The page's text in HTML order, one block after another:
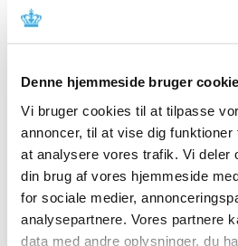
Denne hjemmeside bruger
Vi bruger cookies til at tilpasse
annoncer, til at vise dig
at analysere vores trafik. Vi deler
din brug af vores hjemmeside
for sociale medier,
analysepartnere. Vores partnere
data med andre oplysninger, du
Forsyningsvanskeligheder
20 mg tabletter fra Virbac Danmark
Forsyningsvanskeligheder
Boehringer Ingelheim
13. september 2022
Der er aktuelle problemer med
227 mg tyggetabletter (60 stk.) fra